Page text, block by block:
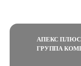
АПЕКС ПЛЮС
ГРУППА